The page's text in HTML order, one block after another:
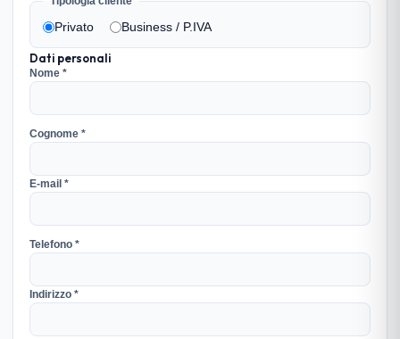
Privato Business / P.IVA
Dati personali
Nome *
Cognome *
E-mail *
Telefono *
Indirizzo *